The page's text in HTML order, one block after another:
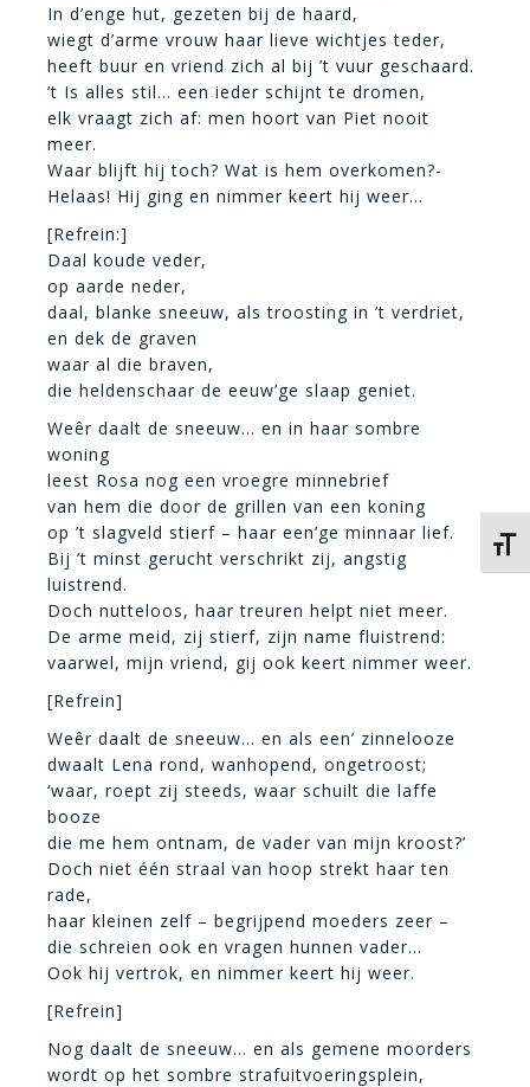
In d’enge hut, gezeten bij de haard,
wiegt d’arme vrouw haar lieve wichtjes teder,
heeft buur en vriend zich al bij ’t vuur geschaard.
’t Is alles stil… een ieder schijnt te dromen,
elk vraagt zich af: men hoort van Piet nooit
meer.
Waar blijft hij toch? Wat is hem overkomen?-
Helaas! Hij ging en nimmer keert hij weer…
[Refrein:]
Daal koude veder,
op aarde neder,
daal, blanke sneeuw, als troosting in ’t verdriet,
en dek de graven
waar al die braven,
die heldenschaar de eeuw’ge slaap geniet.
Weêr daalt de sneeuw… en in haar sombre
woning
leest Rosa nog een vroegre minnebrief
van hem die door de grillen van een koning
op ’t slagveld stierf – haar een’ge minnaar lief.
Bij ’t minst gerucht verschrikt zij, angstig
luistrend.
Doch nutteloos, haar treuren helpt niet meer.
De arme meid, zij stierf, zijn name fluistrend:
vaarwel, mijn vriend, gij ook keert nimmer weer.
[Refrein]
Weêr daalt de sneeuw… en als een’ zinnelooze
dwaalt Lena rond, wanhopend, ongetroost;
‘waar, roept zij steeds, waar schuilt die laffe
booze
die me hem ontnam, de vader van mijn kroost?’
Doch niet één straal van hoop strekt haar ten
rade,
haar kleinen zelf – begrijpend moeders zeer –
die schreien ook en vragen hunnen vader…
Ook hij vertrok, en nimmer keert hij weer.
[Refrein]
Nog daalt de sneeuw… en als gemene moorders
wordt op het sombre strafuitvoeringsplein,